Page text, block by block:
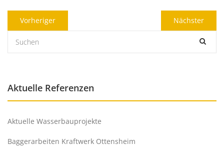
Beitragsnavigation
VorherigerPrevious
post:
NächsterNext
post:
Aktuelle Referenzen
Aktuelle Wasserbauprojekte
Baggerarbeiten Kraftwerk Ottensheim